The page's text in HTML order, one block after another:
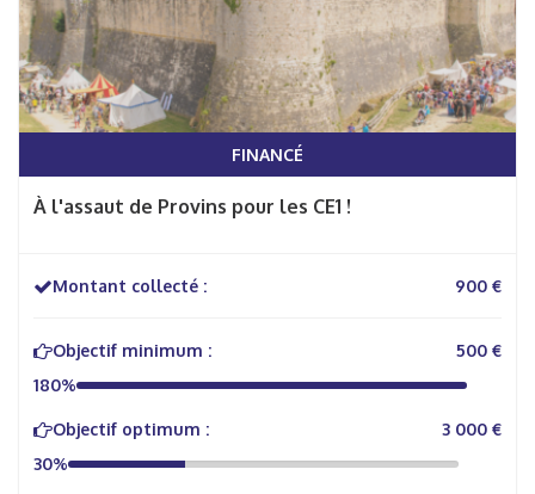
FINANCÉ
À l'assaut de Provins pour les CE1 !
Montant collecté : 900 €
Objectif minimum :
500 €
180%
Objectif optimum :
3 000 €
30%